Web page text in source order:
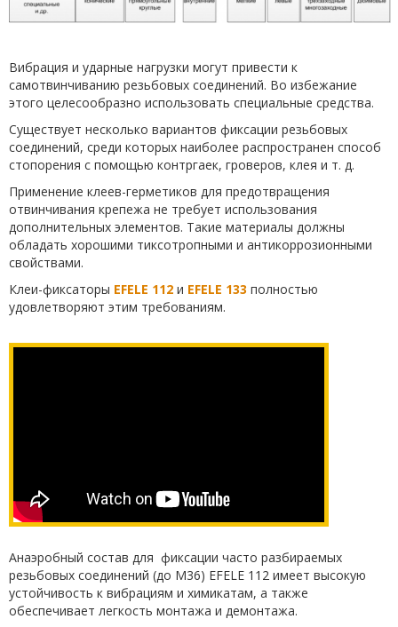
Вибрация и ударные нагрузки могут привести к
самотвинчиванию резьбовых соединений. Во избежание
этого целесообразно использовать специальные средства.
Существует несколько вариантов фиксации резьбовых
соединений, среди которых наиболее распространен способ
стопорения с помощью контргаек, гроверов, клея и т. д.
Применение клеев-герметиков для предотвращения
отвинчивания крепежа не требует использования
дополнительных элементов. Такие материалы должны
обладать хорошими тиксотропными и антикоррозионными
свойствами.
Клеи-фиксаторы EFELE 112 и EFELE 133 полностью
удовлетворяют этим требованиям.
Анаэробный состав для фиксации часто разбираемых
резьбовых соединений (до М36) EFELE 112 имеет высокую
устойчивость к вибрациям и химикатам, а также
обеспечивает легкость монтажа и демонтажа.